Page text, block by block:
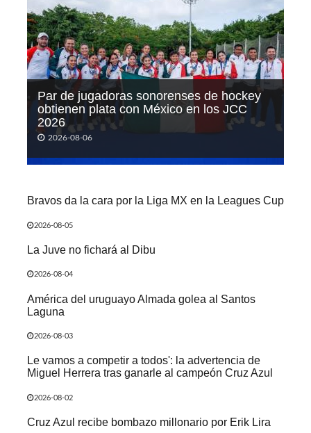
Par de jugadoras sonorenses de hockey
obtienen plata con México en los JCC
2026
2026-08-06
Bravos da la cara por la Liga MX en la Leagues Cup
2026-08-05
La Juve no fichará al Dibu
2026-08-04
América del uruguayo Almada golea al Santos
Laguna
2026-08-03
Le vamos a competir a todos': la advertencia de
Miguel Herrera tras ganarle al campeón Cruz Azul
2026-08-02
Cruz Azul recibe bombazo millonario por Erik Lira